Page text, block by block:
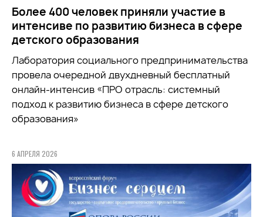
Более 400 человек приняли участие в
интенсиве по развитию бизнеса в сфере
детского образования
Лаборатория социального предпринимательства
провела очередной двухдневный бесплатный
онлайн-интенсив «ПРО отрасль: системный
подход к развитию бизнеса в сфере детского
образования»
6 АПРЕЛЯ 2026